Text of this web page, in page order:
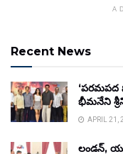
Recent News
‘పరమపద
భీమనేని
APRIL 21,
లండన్,